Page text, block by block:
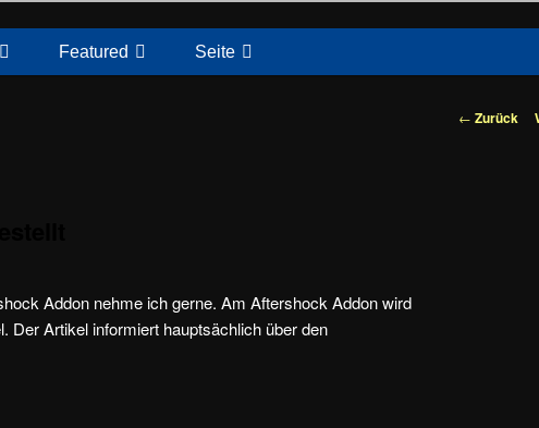
Featured Seite
← Zurück
Addon nehme ich gerne. Am Aftershock Addon wird
Der Artikel informiert hauptsächlich über den